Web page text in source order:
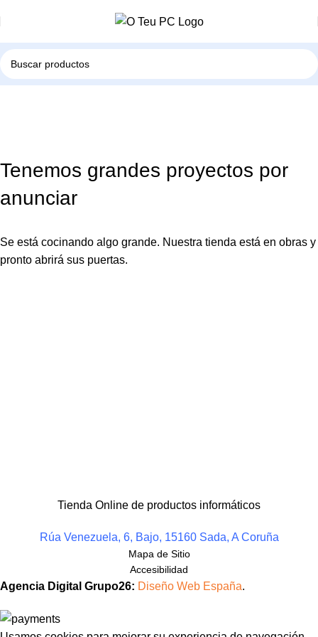
Tenemos grandes proyectos por
anunciar
Se está cocinando algo grande. Nuestra tienda está en obras y
pronto abrirá sus puertas.
Tienda Online de productos informáticos
Rúa Venezuela, 6, Bajo, 15160 Sada, A Coruña
Mapa de Sitio
Accesibilidad
Agencia Digital Grupo26: Diseño Web España.